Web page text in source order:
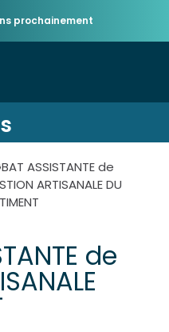
prochainement
ASSISTANTE de
ARTISANALE DU
de